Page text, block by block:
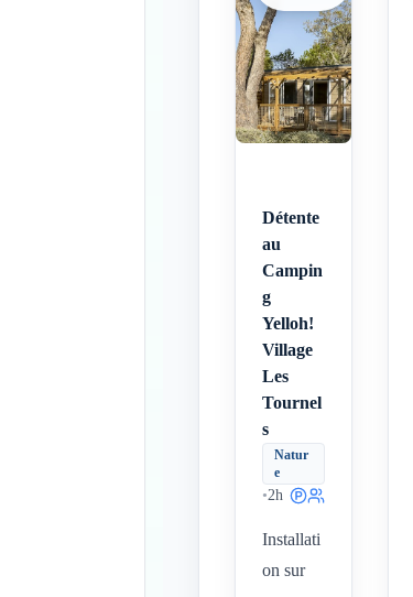
Détente
au
Campin
g
Yelloh!
Village
Les
Tournel
s
Natur
e
•2h
Installati
on sur